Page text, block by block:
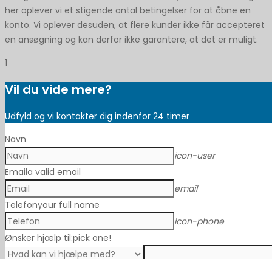
her oplever vi et stigende antal betingelser for at åbne en
konto. Vi oplever desuden, at flere kunder ikke får accepteret
en ansøgning og kan derfor ikke garantere, at det er muligt.
1
Vil du vide mere?
Udfyld og vi kontakter dig indenfor 24 timer
Navn
icon-user
Emaila valid email
email
Telefonyour full name
icon-phone
Ønsker hjælp til:pick one!